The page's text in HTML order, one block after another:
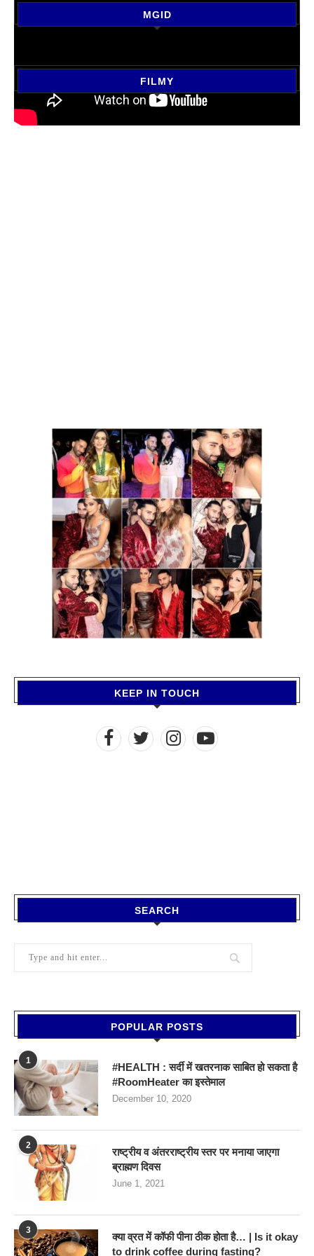
MGID
FILMY
KEEP IN TOUCH
SEARCH
POPULAR POSTS
1
#HEALTH : सर्दी में खतरनाक साबित हो सकता है
#RoomHeater का इस्तेमाल
December 10, 2020
2
राष्ट्रीय व अंतरराष्ट्रीय स्तर पर मनाया जाएगा
ब्राह्मण दिवस
June 1, 2021
3
क्या व्रत में कॉफी पीना ठीक होता है… | Is it okay
to drink coffee during fasting?